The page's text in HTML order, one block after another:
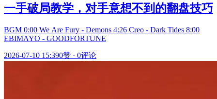
一手破局教学，对手意想不到的翻盘技巧
BGM 0:00 We Are Fury - Demons 4:26 Creo - Dark Tides 8:00
EBIMAYO - GOODFORTUNE
2026-07-10 15:390赞 · 0评论